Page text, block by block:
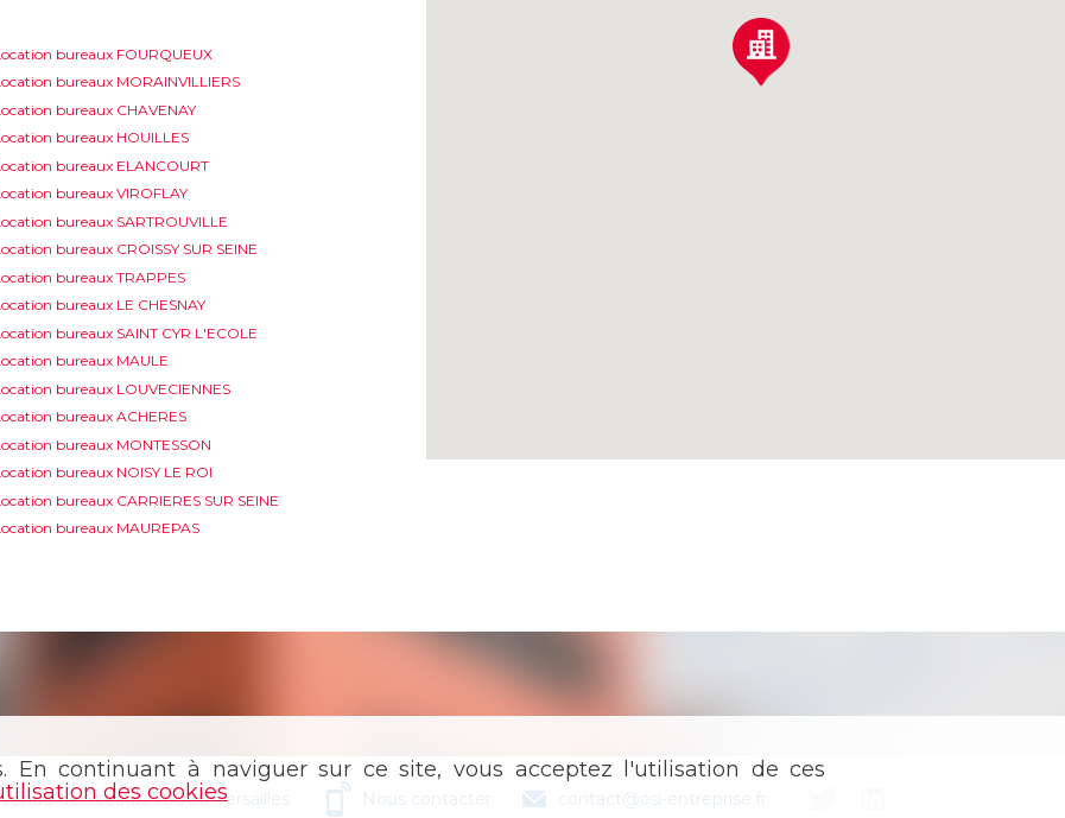
bureaux FOURQUEUX
bureaux MORAINVILLIERS
bureaux CHAVENAY
bureaux HOUILLES
bureaux ELANCOURT
bureaux VIROFLAY
bureaux SARTROUVILLE
bureaux CROISSY SUR SEINE
bureaux TRAPPES
bureaux LE CHESNAY
bureaux SAINT CYR L'ECOLE
bureaux MAULE
bureaux LOUVECIENNES
bureaux ACHERES
bureaux MONTESSON
bureaux NOISY LE ROI
bureaux CARRIERES SUR SEINE
bureaux MAUREPAS
de Sceaux, 78000 Versailles Nous contacter contact@csi-entreprise.fr
En continuant à naviguer sur ce site, vous acceptez l'utilisation de ces
des cookies